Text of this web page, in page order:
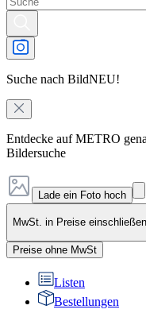
Suche nach BildNEU!
Entdecke auf METRO
Bildersuche
Lade ein Foto hoch
MwSt. in Preise einschließen
Preise ohne MwSt
Listen
Bestellungen